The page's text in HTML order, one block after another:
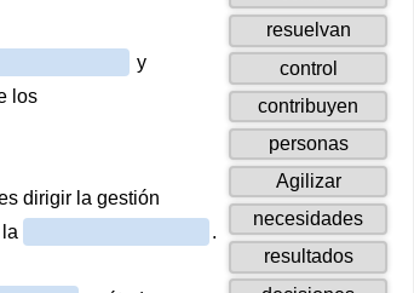
de
69
resuelvan
de
control
de
69
contribuyen
de
personas
de
Agilizar
de
69
necesidades
de
resultados
de
y
los
dirigir la gestión
.